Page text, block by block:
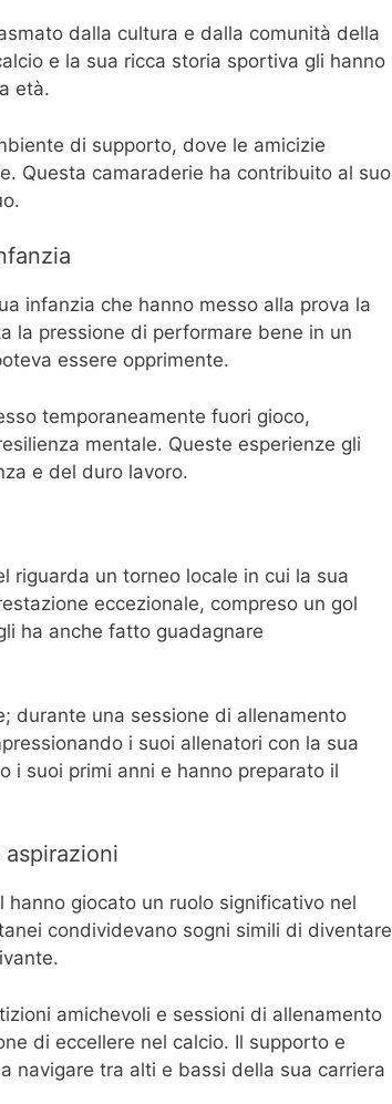
dalla cultura e dalla comunità della
e la sua ricca storia sportiva gli hanno
età.
di supporto, dove le amicizie
Questa camaraderie ha contribuito al suo
infanzia che hanno messo alla prova la
la pressione di performare bene in un
essere opprimente.
temporaneamente fuori gioco,
mentale. Queste esperienze gli
e del duro lavoro.
riguarda un torneo locale in cui la sua
eccezionale, compreso un gol
ha anche fatto guadagnare
durante una sessione di allenamento
i suoi allenatori con la sua
i suoi primi anni e hanno preparato il
hanno giocato un ruolo significativo nel
condividevano sogni simili di diventare
amichevoli e sessioni di allenamento
di eccellere nel calcio. Il supporto e
navigare tra alti e bassi della sua carriera